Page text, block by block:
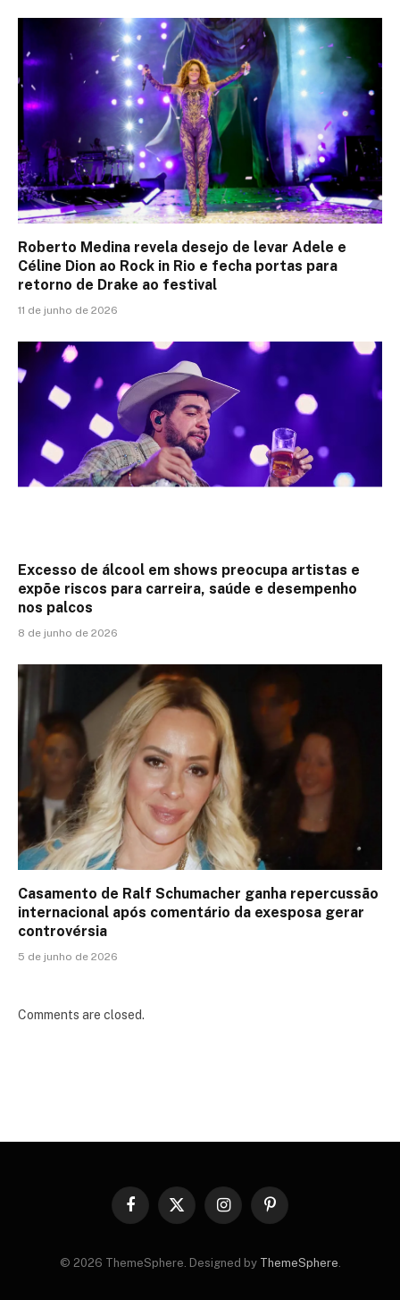
Roberto Medina revela desejo de levar Adele e
Céline Dion ao Rock in Rio e fecha portas para
retorno de Drake ao festival
11 de junho de 2026
Excesso de álcool em shows preocupa artistas e
expõe riscos para carreira, saúde e desempenho
nos palcos
8 de junho de 2026
Casamento de Ralf Schumacher ganha repercussão
internacional após comentário da exesposa gerar
controvérsia
5 de junho de 2026
Comments are closed.
Facebook
X
InstagramPinterest
© 2026 ThemeSphere. Designed by ThemeSphere